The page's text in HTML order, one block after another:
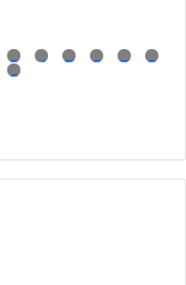
3 4 5 6 7 8
6